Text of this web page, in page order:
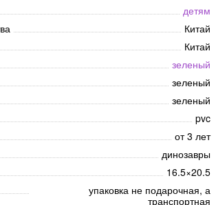
детям
Китай
Китай
зеленый
зеленый
зеленый
pvc
от 3 лет
динозавры
16.5×20.5
упаковка не подарочная, а
транспортная